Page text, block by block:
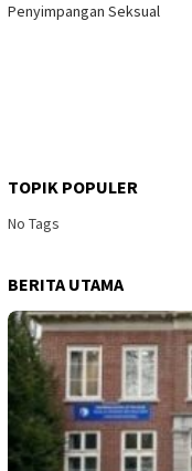
Penyimpangan Seksual
TOPIK POPULER
No Tags
BERITA UTAMA